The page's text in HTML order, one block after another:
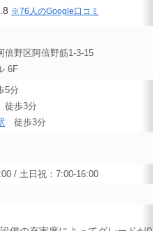
※76人のGoogle口コミ
倍野区阿倍野筋1-3-15
6F
5分
徒歩3分
徒歩3分
/ 土日祝：7:00-16:00